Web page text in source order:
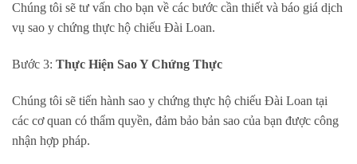
Chúng tôi sẽ tư vấn cho bạn về các bước cần thiết và báo giá dịch
vụ sao y chứng thực hộ chiếu Đài Loan.
Bước 3: Thực Hiện Sao Y Chứng Thực
Chúng tôi sẽ tiến hành sao y chứng thực hộ chiếu Đài Loan tại
các cơ quan có thẩm quyền, đảm bảo bản sao của bạn được công
nhận hợp pháp.